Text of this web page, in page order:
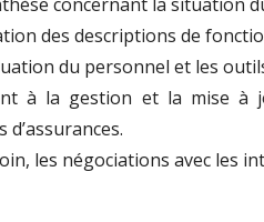
des descriptions de
du personnel et les
à la gestion et la mise à
les négociations avec les